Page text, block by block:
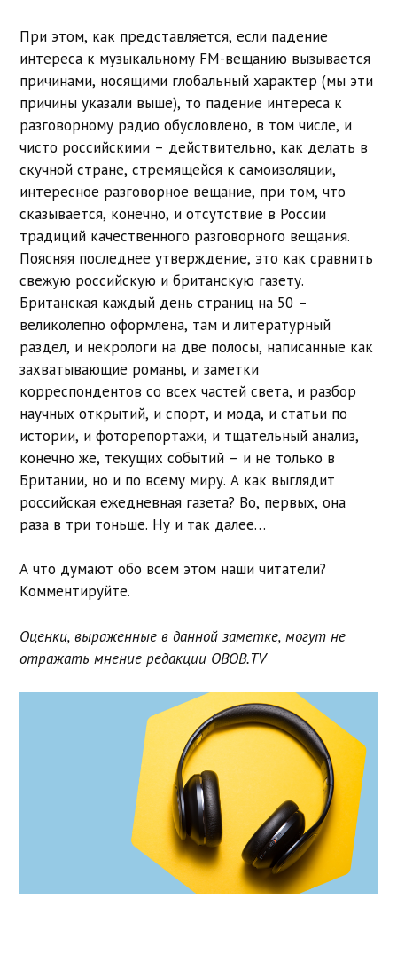
При этом, как представляется, если падение
интереса к музыкальному FM-вещанию вызывается
причинами, носящими глобальный характер (мы эти
причины указали выше), то падение интереса к
разговорному радио обусловлено, в том числе, и
чисто российскими – действительно, как делать в
скучной стране, стремящейся к самоизоляции,
интересное разговорное вещание, при том, что
сказывается, конечно, и отсутствие в России
традиций качественного разговорного вещания.
Поясняя последнее утверждение, это как сравнить
свежую российскую и британскую газету.
Британская каждый день страниц на 50 –
великолепно оформлена, там и литературный
раздел, и некрологи на две полосы, написанные как
захватывающие романы, и заметки
корреспондентов со всех частей света, и разбор
научных открытий, и спорт, и мода, и статьи по
истории, и фоторепортажи, и тщательный анализ,
конечно же, текущих событий – и не только в
Британии, но и по всему миру. А как выглядит
российская ежедневная газета? Во, первых, она
раза в три тоньше. Ну и так далее…
А что думают обо всем этом наши читатели?
Комментируйте.
Оценки, выраженные в данной заметке, могут не
отражать мнение редакции OBOB.TV